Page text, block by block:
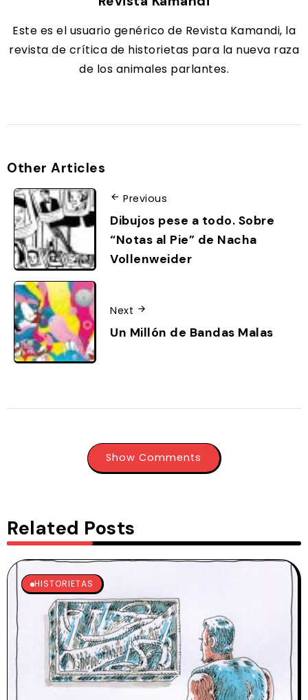
Este es el usuario genérico de Revista Kamandi, la
revista de crítica de historietas para la nueva raza
de los animales parlantes.
Other Articles
Previous
Dibujos pese a todo. Sobre
“Notas al Pie” de Nacha
Vollenweider
Next
Un Millón de Bandas Malas
Show Comments
Related Posts
HISTORIETAS